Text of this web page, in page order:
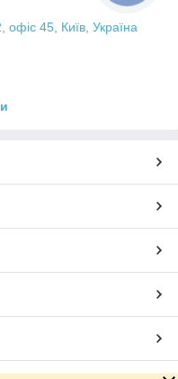
офіс 45, Київ, Україна